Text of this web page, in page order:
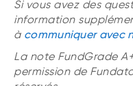
Si vous avez des
information
à communiquer avec
La note FundGrade
permission de